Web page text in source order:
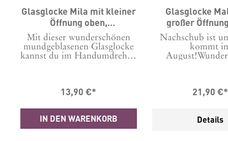
Glasglocke Mila mit kleiner
Öffnung oben,
mundgeblasen, 13,5 cm
Mit dieser wunderschönen
mundgeblasenen Glasglocke
kannst du im Handumdrehen
und dann nur noch eine
und fertig..Kombiniere sie
mit der Glasglocke mit
großer Öffnung zu einem
13,90 €*
IN DEN WARENKORB
Glasglocke
großer
mundgeblasen
Nachschub ist
kommt
wundervolle
bestellen und
21,90 €*
Details